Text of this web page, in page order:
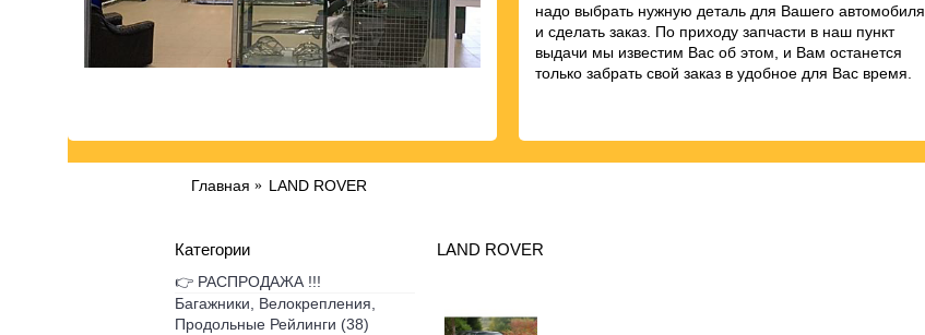
надо выбрать нужную деталь для Вашего автомобиля
и сделать заказ. По приходу запчасти в наш пункт
выдачи мы известим Вас об этом, и Вам останется
только забрать свой заказ в удобное для Вас время.
Главная LAND ROVER
Категории
👉 РАСПРОДАЖА !!!
Багажники, Велокрепления,
Продольные Рейлинги (38)
LAND ROVER